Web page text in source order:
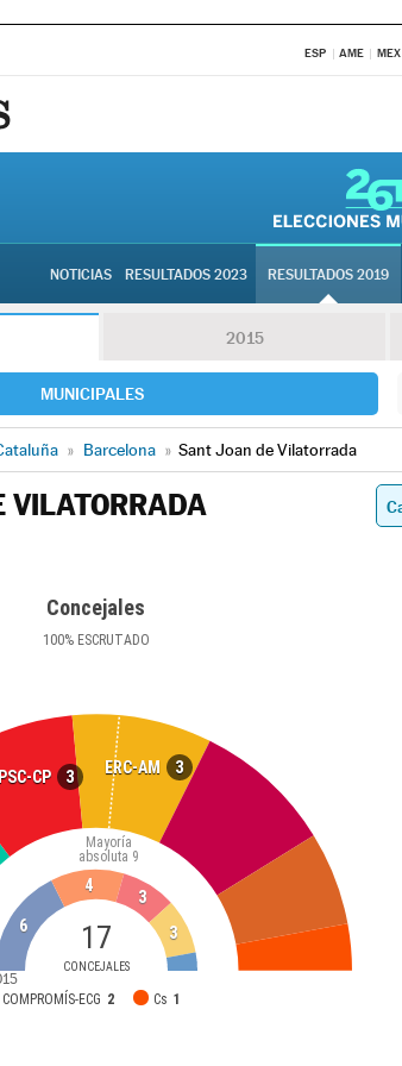
ESP AME MEX
NOTICIAS RESULTADOS 2023 RESULTADOS 2019
2015
MUNICIPALES
» Barcelona » Sant Joan de Vilatorrada
VILATORRADA
Concejales
100%ESCRUTADO
PSC-CP 3 ERC-AM 3
17
CONCEJALES
Mayoría
absoluta 9
COMPROMÍS-ECG 2 Cs 1
6
4
3
3